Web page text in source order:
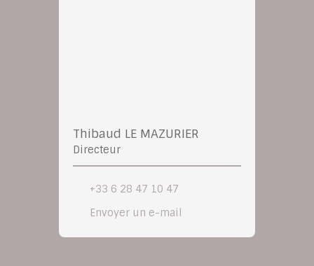
Thibaud LE MAZURIER
Directeur
+33 6 28 47 10 47
Envoyer un e-mail